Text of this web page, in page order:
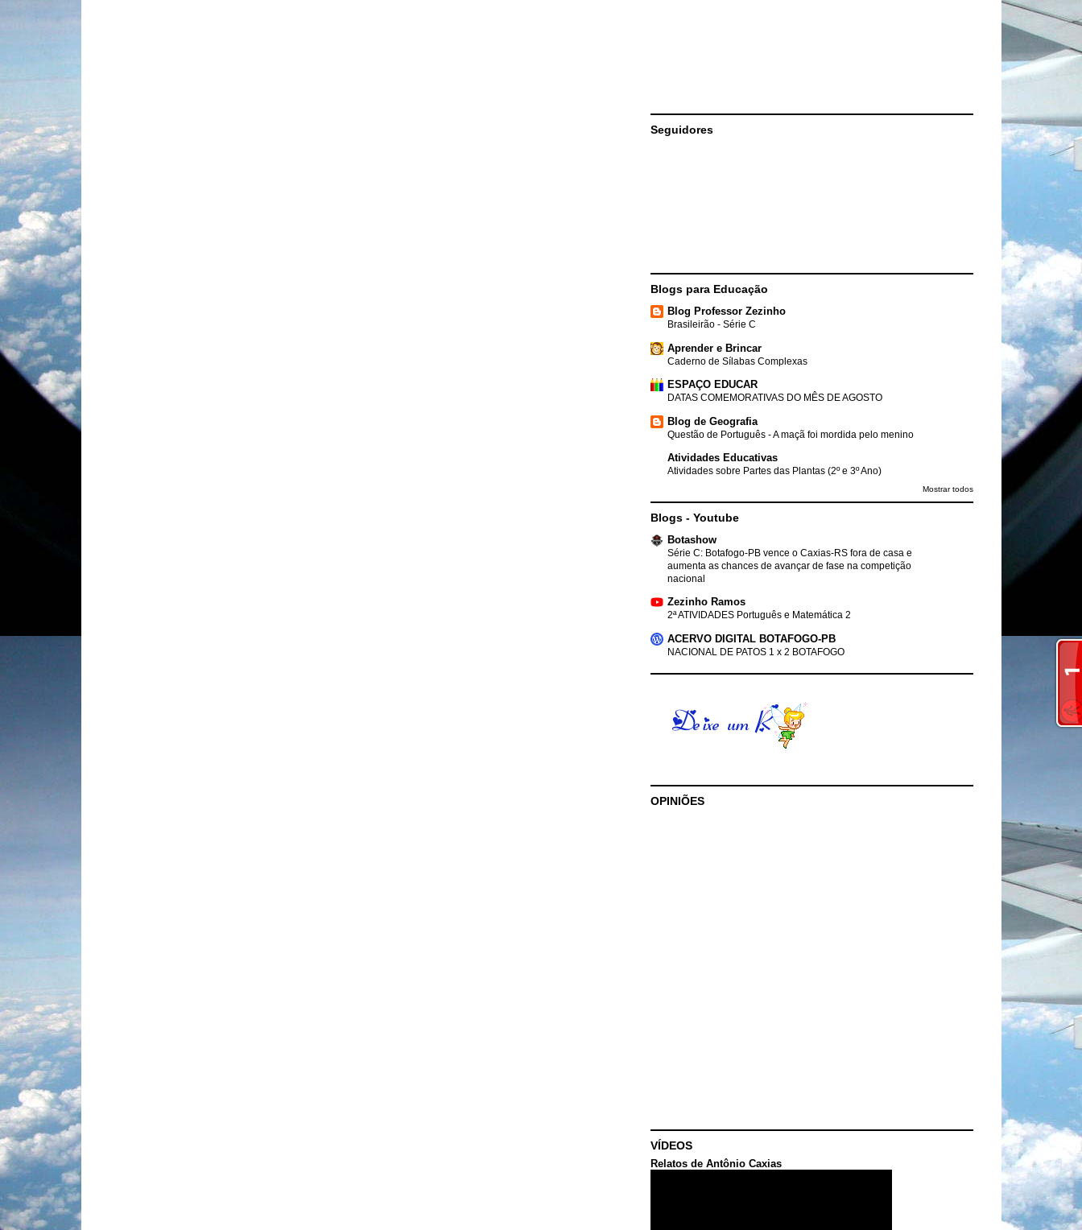
Seguidores
Blogs para Educação
Blog Professor Zezinho
Brasileirão - Série C
Aprender e Brincar
Caderno de Sílabas Complexas
ESPAÇO EDUCAR
DATAS COMEMORATIVAS DO MÊS DE AGOSTO
Blog de Geografia
Questão de Português - A maçã foi mordida pelo menino
Atividades Educativas
Atividades sobre Partes das Plantas (2º e 3º Ano)
Mostrar todos
Blogs - Youtube
Botashow
Série C: Botafogo-PB vence o Caxias-RS fora de casa e
aumenta as chances de avançar de fase na competição
nacional
Zezinho Ramos
2ª ATIVIDADES Português e Matemática 2
ACERVO DIGITAL BOTAFOGO-PB
NACIONAL DE PATOS 1 x 2 BOTAFOGO
OPINIÕES
VÍDEOS
Relatos de Antônio Caxias